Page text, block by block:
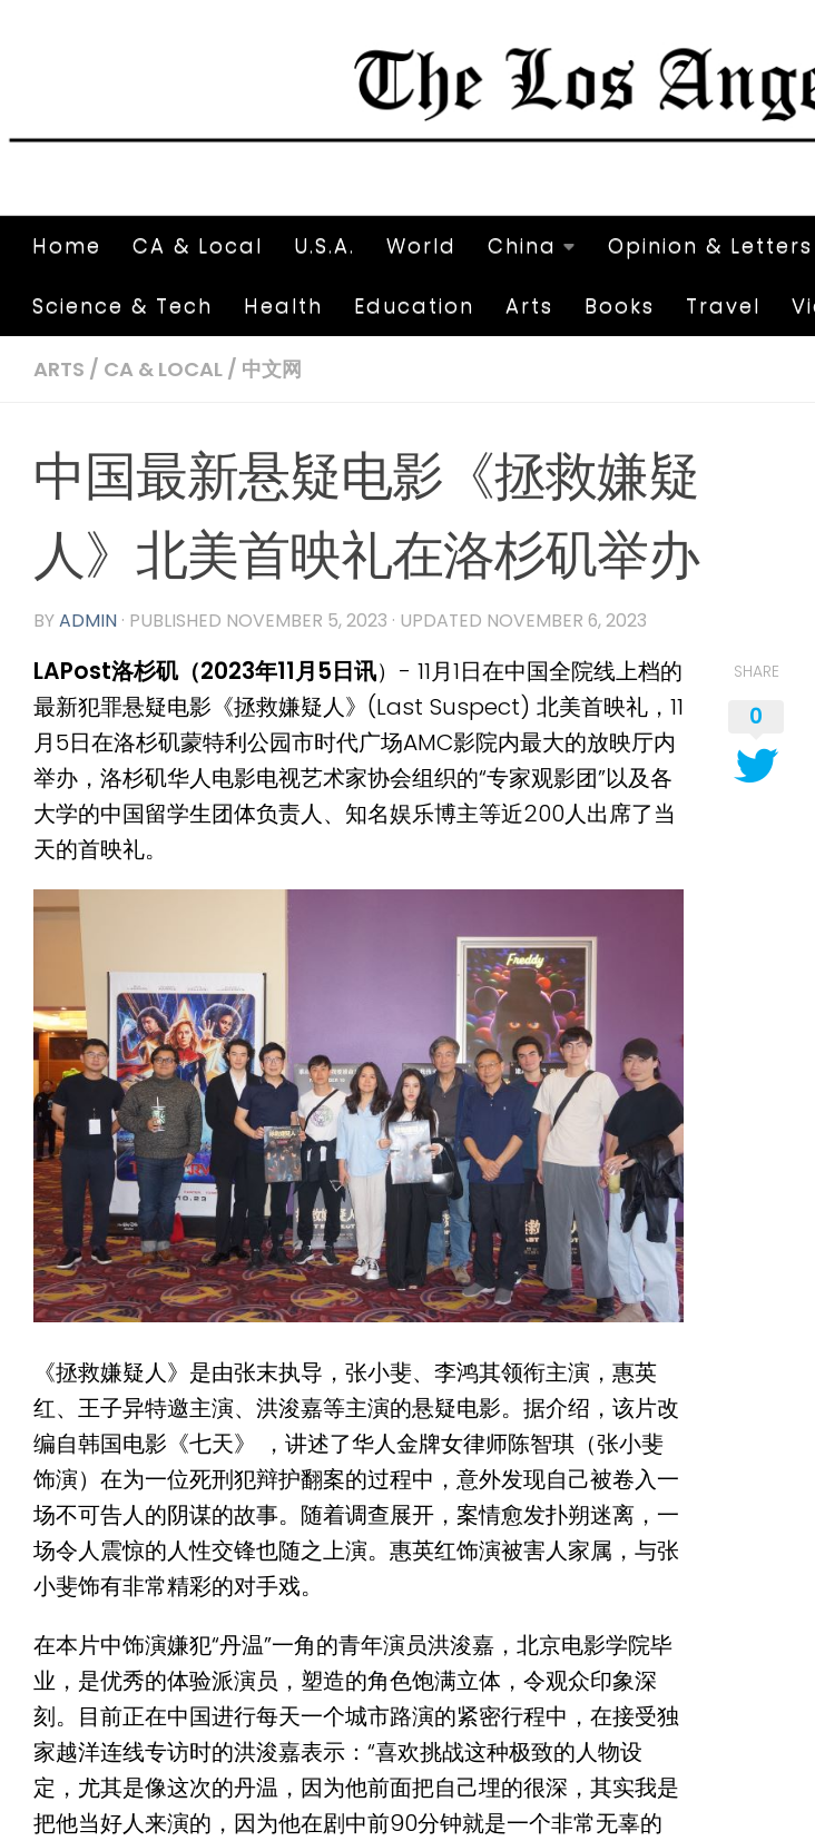
Home CA & Local U.S.A. World China Opinion &
Science & Tech Health Education Arts Books Travel
ARTS / CA & LOCAL / 中文网
中国最新悬疑电影《拯救嫌疑
人》北美首映礼在洛杉矶举办
BYADMIN · PUBLISHED NOVEMBER 5, 2023 · UPDATED NOVEMBER 6, 2023
LAPost洛杉矶（2023年11月5日讯）- 11月1日在中国全院线上档的
最新犯罪悬疑电影《拯救嫌疑人》(Last Suspect) 北美首映礼，11
月5日在洛杉矶蒙特利公园市时代广场AMC影院内最大的放映厅内
举办，洛杉矶华人电影电视艺术家协会组织的“专家观影团”以及各
大学的中国留学生团体负责人、知名娱乐博主等近200人出席了当
天的首映礼。
《拯救嫌疑人》是由张末执导，张小斐、李鸿其领衔主演，惠英
红、王子异特邀主演、洪浚嘉等主演的悬疑电影。据介绍，该片改
编自韩国电影《七天》 ，讲述了华人金牌女律师陈智琪（张小斐
饰演）在为一位死刑犯辩护翻案的过程中，意外发现自己被卷入一
场不可告人的阴谋的故事。随着调查展开，案情愈发扑朔迷离，一
场令人震惊的人性交锋也随之上演。惠英红饰演被害人家属，与张
小斐饰有非常精彩的对手戏。
在本片中饰演嫌犯“丹温”一角的青年演员洪浚嘉，北京电影学院毕
业，是优秀的体验派演员，塑造的角色饱满立体，令观众印象深
刻。目前正在中国进行每天一个城市路演的紧密行程中，在接受独
家越洋连线专访时的洪浚嘉表示：“喜欢挑战这种极致的人物设
定，尤其是像这次的丹温，因为他前面把自己埋的很深，其实我是
把他当好人来演的，因为他在剧中前90分钟就是一个非常无辜的
SHARE
0